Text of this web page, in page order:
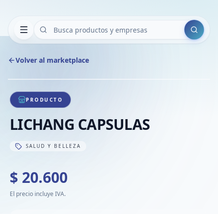
Buscar
Volver al marketplace
1/1
PRODUCTO
LICHANG CAPSULAS
SALUD Y BELLEZA
$ 20.600
El precio incluye IVA.